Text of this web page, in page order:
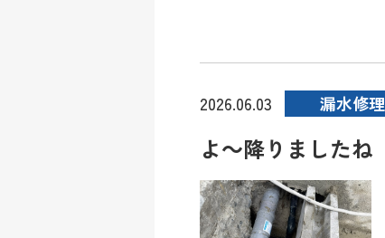
2026.06.03 漏水修理
よ～降りましたね